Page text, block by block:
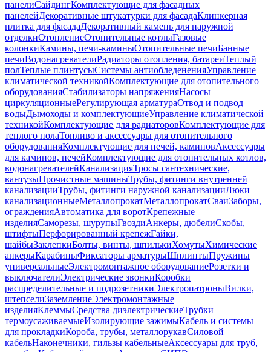
панелиСайдингКомплектующие для фасадных
панелейДекоративные штукатурки для фасадаКлинкерная
плитка для фасадаДекоративный камень для наружной
отделкиОтоплениеОтопительные котлыГазовые
колонкиКамины, печи-каминыОтопительные печиБанные
печиВодонагревателиРадиаторы отопления, батареиТеплый
полТеплые плинтусыСистемы антиобледененияУправление
климатической техникойКомплектующие для отопительного
оборудованияСтабилизаторы напряженияНасосы
циркуляционныеРегулирующая арматураОтвод и подвод
водыДымоходы и комплектующиеУправление климатической
техникойКомплектующие для радиаторовКомплектующие для
теплого полаТопливо и аксессуары для отопительного
оборудованияКомплектующие для печей, каминовАксессуары
для каминов, печейКомплектующие для отопительных котлов,
водонагревателейКанализацияТросы сантехнические,
вантузыПрочистные машиныТрубы, фитинги внутренней
канализацииТрубы, фитинги наружной канализацииЛюки
канализационныеМеталлопрокатМеталлопрокатСваиЗаборы,
огражденияАвтоматика для воротКрепежные
изделияСаморезы, шурупыГвоздиАнкеры, дюбелиСкобы,
штифтыПерфорированный крепежГайки,
шайбыЗаклепкиБолты, винты, шпилькиХомутыХимические
анкерыКарабиныФиксаторы арматурыШплинтыПружины
универсальныеЭлектромонтажное оборудованиеРозетки и
выключателиЭлектрические звонкиКоробки
распределительные и подрозетникиЭлектропатроныВилки,
штепселиЗаземлениеЭлектромонтажные
изделияКлеммыСредства диэлектрическиеТрубки
термоусаживаемыеИзолирующие зажимыКабель и системы
для прокладкиКороба, трубы, металлорукавСиловой
кабельНаконечники, гильзы кабельныеАксессуары для труб,